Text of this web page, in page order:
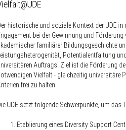
historische und soziale Kontext der UDE
bei der Gewinnung und
familiärer Bildungsgeschichte
Leistungsheterogenität, Potentialentfaltung
Auftrags. Ziel ist die Förderung
Vielfalt - gleichzeitig universitäre
frei zu halten.
UDE setzt folgende Schwerpunkte, um
Etablierung eines Diversity Support